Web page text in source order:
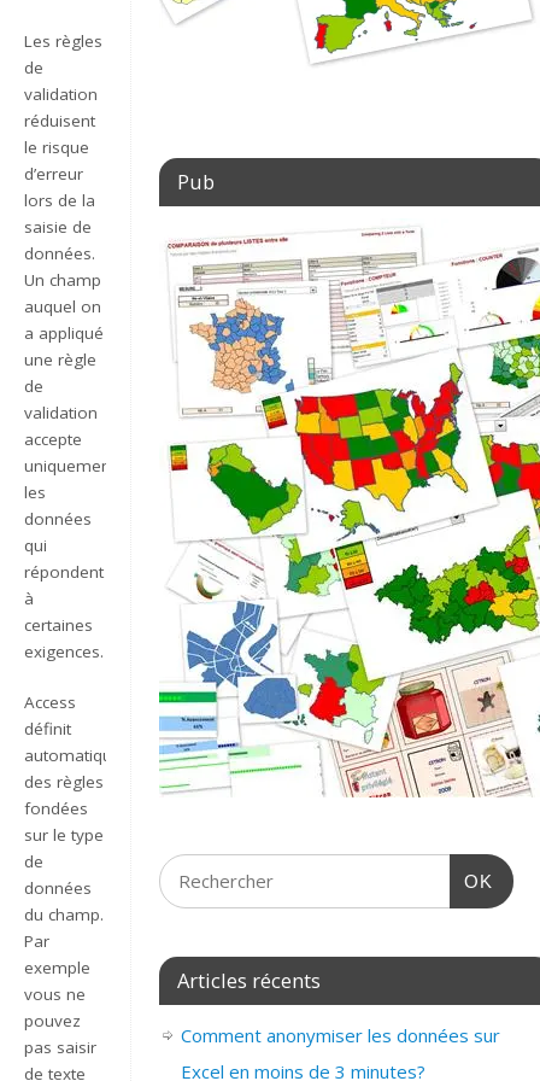
Les règles
de
validation
réduisent
le risque
d’erreur
lors de la
saisie de
données.
Un champ
auquel on
a appliqué
une règle
de
validation
accepte
uniquement
les
données
qui
répondent
à
certaines
exigences.
Access
définit
automatiquement
des règles
fondées
sur le type
de
données
du champ.
Par
exemple
vous ne
pouvez
pas saisir
de texte
Pub
OK
Articles récents
Comment anonymiser les données sur
Excel en moins de 3 minutes?